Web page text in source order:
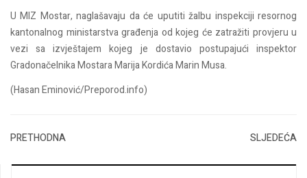
U MIZ Mostar, naglašavaju da će uputiti žalbu inspekciji resornog
kantonalnog ministarstva građenja od kojeg će zatražiti provjeru u
vezi sa izvještajem kojeg je dostavio postupajući inspektor
Gradonačelnika Mostara Marija Kordića Marin Musa.
(Hasan Eminović/Preporod.info)
PRETHODNA SLJEDEĆA